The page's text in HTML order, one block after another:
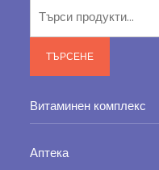
ТЪРСЕНЕ
Витаминен комплекс
Аптека